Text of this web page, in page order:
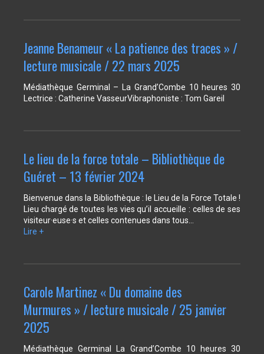
Jeanne Benameur « La patience des traces » /
lecture musicale / 22 mars 2025
Médiathèque Germinal – La Grand’Combe 10 heures 30
Lectrice : Catherine VasseurVibraphoniste : Tom Gareil
Le lieu de la force totale – Bibliothèque de
Guéret – 13 février 2024
Bienvenue dans la Bibliothèque : le Lieu de la Force Totale !
Lieu chargé de toutes les vies qu’il accueille : celles de ses
visiteur·euse·s et celles contenues dans tous…
Lire +
Carole Martinez « Du domaine des
Murmures » / lecture musicale / 25 janvier
2025
Médiathèque Germinal La Grand’Combe 10 heures 30